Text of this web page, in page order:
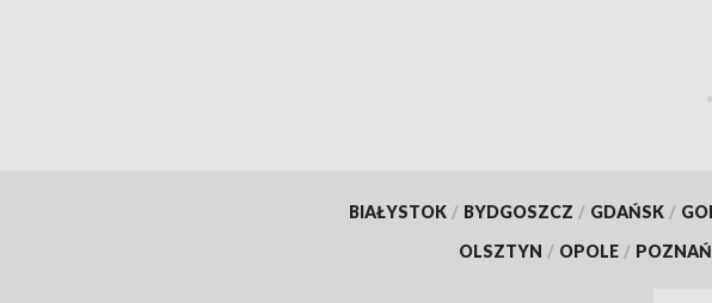
BIAŁYSTOK / BYDGOSZCZ / GDAŃSK /
OLSZTYN / OPOLE / POZNAŃ